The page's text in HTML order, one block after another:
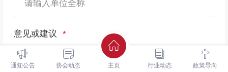
意见或建议
通知公告 协会动态 主页 行业动态 政策导向